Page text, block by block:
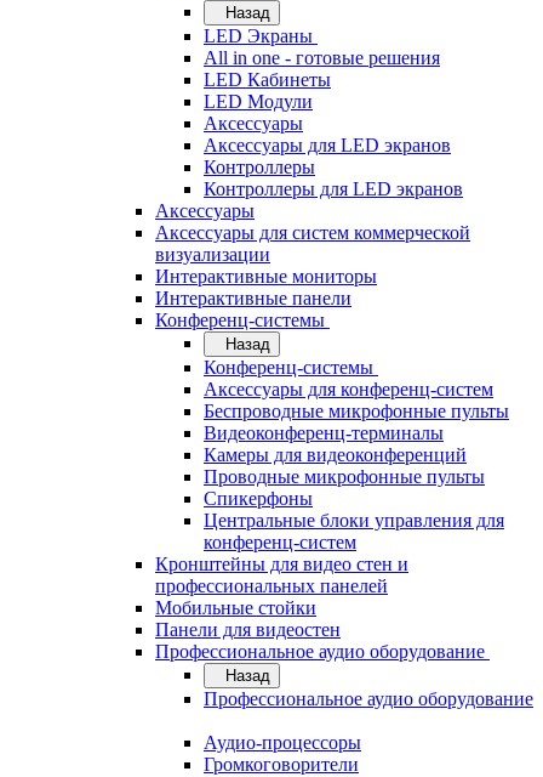
Назад
LED Экраны
All in one - готовые решения
LED Кабинеты
LED Модули
Аксессуары
Аксессуары для LED экранов
Контроллеры
Контроллеры для LED экранов
Аксессуары
Аксессуары для систем коммерческой
визуализации
Интерактивные мониторы
Интерактивные панели
Конференц-системы
Назад
Конференц-системы
Аксессуары для конференц-систем
Беспроводные микрофонные пульты
Видеоконференц-терминалы
Камеры для видеоконференций
Проводные микрофонные пульты
Спикерфоны
Центральные блоки управления для
конференц-систем
Кронштейны для видео стен и
профессиональных панелей
Мобильные стойки
Панели для видеостен
Профессиональное аудио оборудование
Назад
Профессиональное аудио оборудование
Аудио-процессоры
Громкоговорители